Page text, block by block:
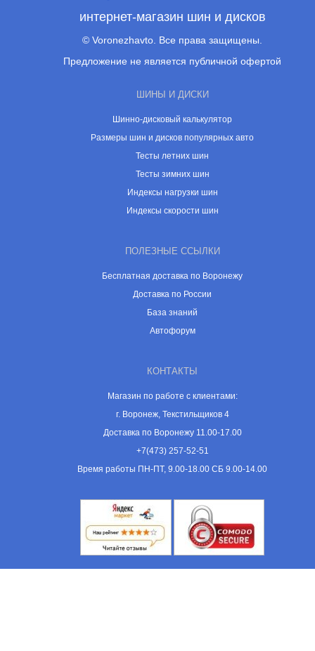
интернет-магазин шин и дисков
© Voronezhavto. Все права защищены.
Предложение не является публичной офертой
ШИНЫ И ДИСКИ
Шинно-дисковый калькулятор
Размеры шин и дисков популярных авто
Тесты летних шин
Тесты зимних шин
Индексы нагрузки шин
Индексы скорости шин
ПОЛЕЗНЫЕ ССЫЛКИ
Бесплатная доставка по Воронежу
Доставка по России
База знаний
Автофорум
КОНТАКТЫ
Магазин по работе с клиентами:
г. Воронеж, Текстильщиков 4
Доставка по Воронежу 11.00-17.00
+7(473) 257-52-51
Время работы ПН-ПТ, 9.00-18.00 СБ 9.00-14.00